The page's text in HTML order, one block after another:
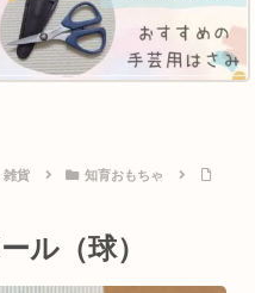
雑貨
知育おもちゃ
ル（球）